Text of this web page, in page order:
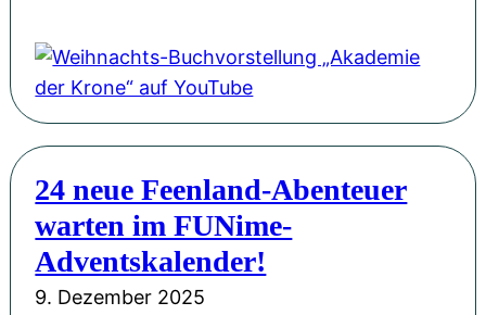
m
i
t
L
e
s
u
n
g
n
2
0
2
5
i
h
n
c
h
t
s
24 neue Feenland-Abenteuer
warten im FUNime-
Adventskalender!
9. Dezember 2025